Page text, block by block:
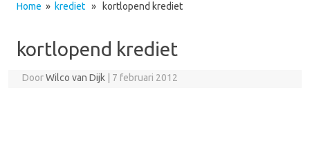
Home » krediet » kortlopend krediet
kortlopend krediet
DoorWilco van Dijk 7 februari 2012